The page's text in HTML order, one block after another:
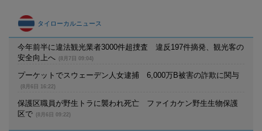
タイローカルニュース
今年前半に違法観光業者3000件超捜査 違反197件摘発、観光客の
安全向上へ
(8月7日 09:04)
プーケットでスウェーデン人女逮捕 6,000万B被害の詐欺に関与
(8月6日 16:22)
保護区職員が野生トラに襲われ死亡 ファイカケン野生生物保護
区で
(8月6日 09:22)